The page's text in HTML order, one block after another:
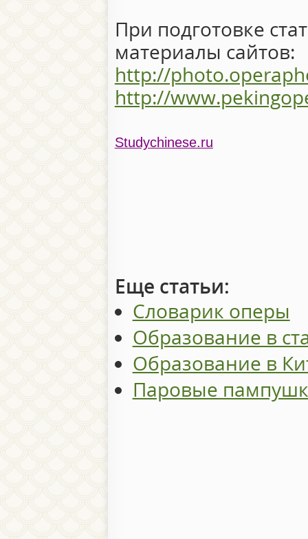
При подготовке
материалы сайтов:
http://
http://
Studychinese.ru
Еще статьи:
Словарик оперы
Образование в
Образование в
Паровые